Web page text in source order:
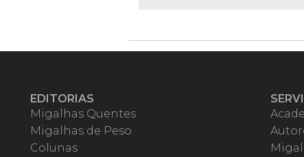
EDITORIAS
Migalhas Quentes
Migalhas de Peso
Colunas